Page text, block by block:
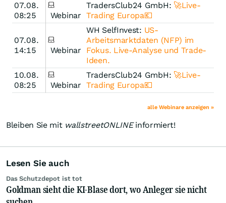
07.08.
08:25
Webinar
TradersClub24 GmbH: 🚀Live-
Trading Europa💶
07.08.
14:15
Webinar
WH SelfInvest: US-
Arbeitsmarktdaten (NFP) im
Fokus. Live-Analyse und Trade-
Ideen.
10.08.
08:25
Webinar
TradersClub24 GmbH: 🚀Live-
Trading Europa💶
alle Webinare anzeigen »
Bleiben Sie mit wallstreetONLINEinformiert!
Lesen Sie auch
Das Schutzdepot ist tot
Goldman sieht die KI-Blase dort, wo Anleger sie nicht